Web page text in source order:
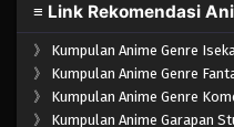
≡ Link Rekomendasi
》 Kumpulan Anime Genre
》 Kumpulan Anime Genre
》 Kumpulan Anime Genre
》 Kumpulan Anime Garapan